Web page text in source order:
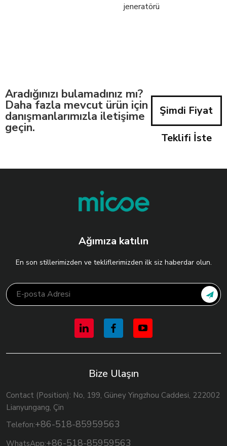
jeneratörü
Aradığınızı bulamadınız mı?
Daha fazla mevcut ürün için
danışmanlarımızla iletişime
geçin.
Şimdi Fiyat
Teklifi İste
Ağımıza katılın
En son stillerimizden ve tekliflerimizden ilk siz haberdar olun.
Bize Ulaşın
Contact (Position): No, 199, Güney Yingzhou Caddesi, 222002
Lianyungang, Çin
Telefon:+86-518-85959563
WhatsApp:+86-518-85959563